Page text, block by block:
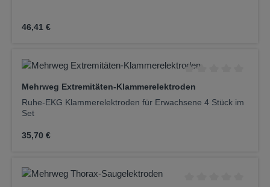
Regulärer Preis:
46,41 €
Durchschnittliche
Mehrweg Extremitäten-Klammerelektroden
Ruhe-EKG Klammerelektroden für Erwachsene 4 Stück im
Set
Regulärer Preis:
35,70 €